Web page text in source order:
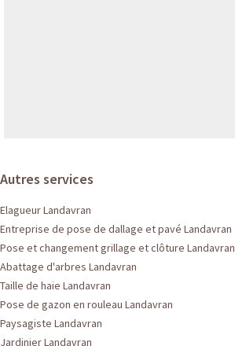
Autres services
Elagueur Landavran
Entreprise de pose de dallage et pavé Landavran
Pose et changement grillage et clôture Landavran
Abattage d'arbres Landavran
Taille de haie Landavran
Pose de gazon en rouleau Landavran
Paysagiste Landavran
Jardinier Landavran